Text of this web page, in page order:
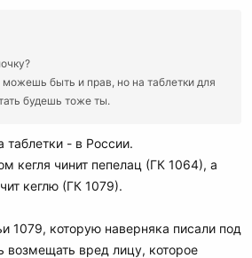
быть и прав, но на таблетки для
будешь тоже ты.
таблетки - в России.
кегля чинит пепелац (ГК 1064), а
кеглю (ГК 1079).
1079, которую наверняка писали под
возмещать вред лицу, которое